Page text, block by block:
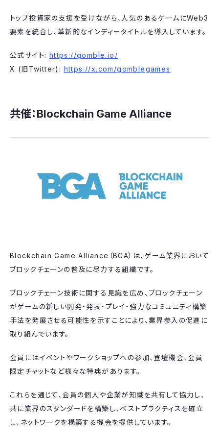
トップ投資家の支援を受けながら、人気のあるゲームにWeb3
要素を統合し、革新的なインディータイトルを導入しています。
公式サイト: https://gomble.io/
X (旧Twitter): https://x.com/gomblegames
共催：​Blockchain Game Alliance
Blockchain Game Alliance（BGA）は、ゲーム業界において
ブロックチェーンの普及に尽力する組織です。
ブロックチェーン技術に関する見識を広め、ブロックチェーン
がゲームの新しい開発・発表・プレイ・強力なコミュニティ構築
手法を発展させる可能性を示すことにより、業界参入の促進に
取り組んでいます。
会員にはイベントやワークショップへの参加、登壇機会、会員
限定チャットなど様々な特典があります。
これらを通じて、会員の個人や企業が知識を共有して協力し、
共に業界のスタンダードを構築し、ベストプラクティスを確立
し、ネットワークを構築する機会を提供しています。